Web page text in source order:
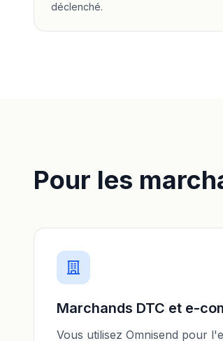
déclenché.
Pour les
Marchands DTC et e-
Vous utilisez Omnisend pour